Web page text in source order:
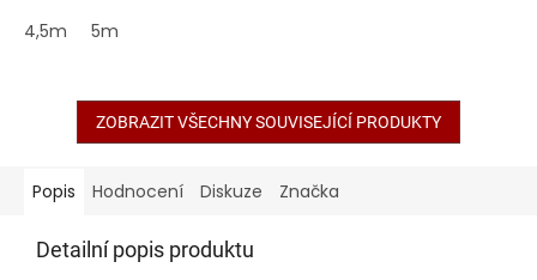
4,5m
5m
ZOBRAZIT VŠECHNY SOUVISEJÍCÍ PRODUKTY
Popis Hodnocení Diskuze Značka
Detailní popis produktu